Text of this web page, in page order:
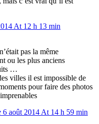
At 12 h 13 min
pas la même
ou les plus anciens
…
villes il est impossible de
pour faire des photos
6 août 2014 At 14 h 59 min